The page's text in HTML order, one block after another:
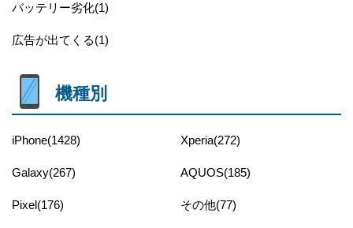
バッテリー劣化(1)
広告が出てくる(1)
機種別
iPhone(1428) Xperia(272)
Galaxy(267) AQUOS(185)
Pixel(176) その他(77)